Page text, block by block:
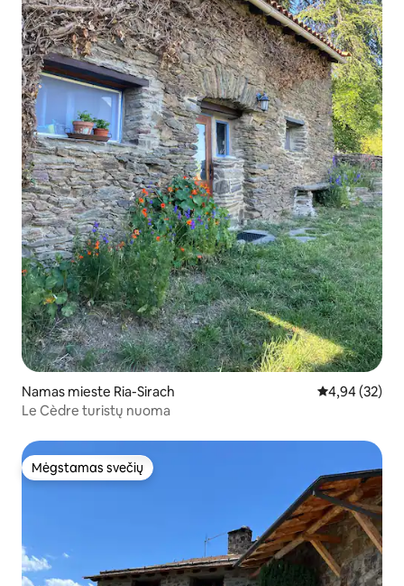
Namas mieste Ria-Sirach Vidutinis
4,94 (32)
Le Cèdre turistų nuoma
Mėgstamas svečių
Mėgstamas svečių